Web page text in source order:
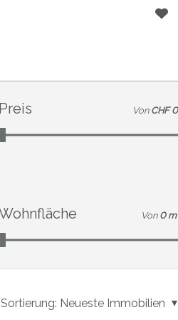
Von CHF
Von 0
Sortierung: Neueste Immobilien